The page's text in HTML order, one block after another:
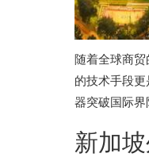
随着全球商
的技术手段
器突破国际界
新加